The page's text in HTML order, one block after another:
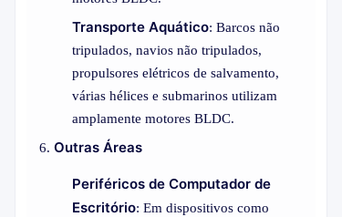
Transporte Aquático: Barcos não
tripulados, navios não tripulados,
propulsores elétricos de salvamento,
várias hélices e submarinos utilizam
amplamente motores BLDC.
Outras Áreas
Periféricos de Computador de
Escritório: Em dispositivos como